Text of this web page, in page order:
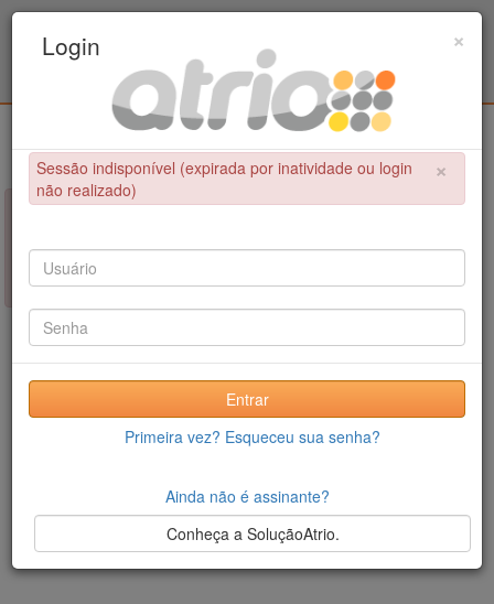
Civil / UPE
×
NÃO FOI POSSÍVEL CONCLUIR A OPERAÇÃO
Sessão indisponível (expirada por inatividade ou login não
realizado)
×
Login
×
Sessão indisponível (expirada por inatividade ou login
não realizado)
Entrar
Primeira vez? Esqueceu sua senha?
Ainda não é assinante?
Conheça a SoluçãoAtrio.